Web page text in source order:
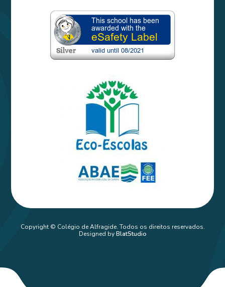
Copyright © Colégio de Alfragide. Todos os direitos reservados.
Designed byBlatStudio